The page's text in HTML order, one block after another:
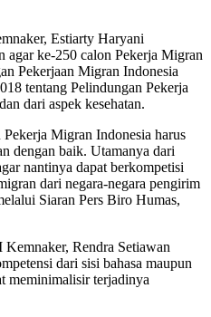
Estiarty Haryani
agar ke-250 calon Pekerja Migran
Pekerjaan Migran Indonesia
tentang Pelindungan Pekerja
dari aspek kesehatan.
Migran Indonesia harus
dengan baik. Utamanya dari
nantinya dapat berkompetisi
dari negara-negara pengirim
Siaran Pers Biro Humas,
Rendra Setiawan
dari sisi bahasa maupun
meminimalisir terjadinya